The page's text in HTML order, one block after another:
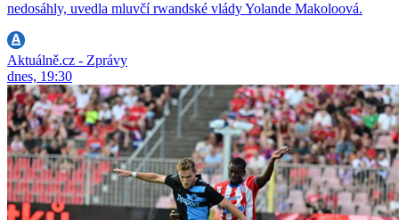
nedosáhly, uvedla mluvčí rwandské vlády Yolande Makoloová.
Aktuálně.cz - Zprávy
dnes, 19:30